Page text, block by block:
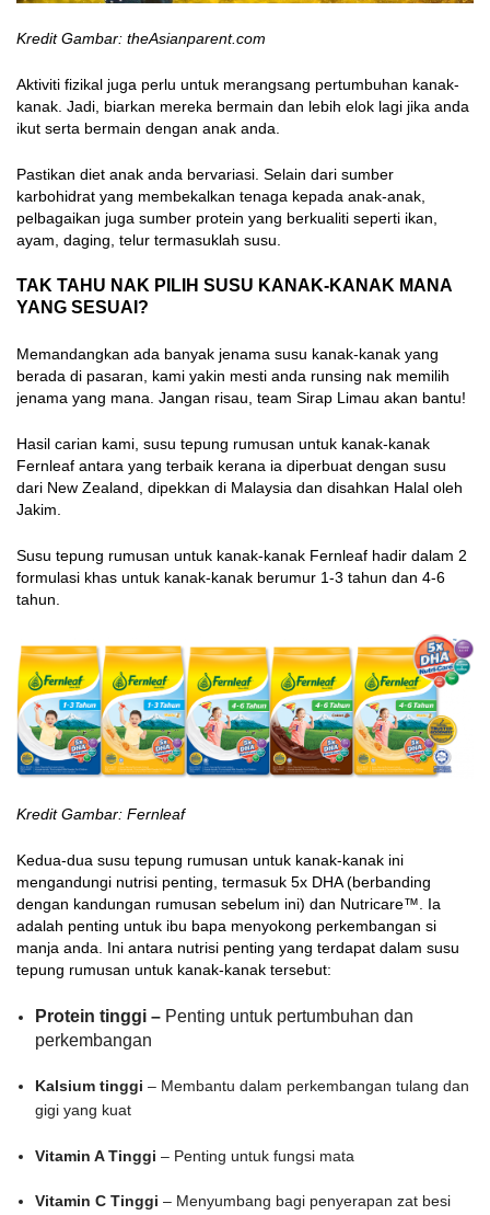
Kredit Gambar: theAsianparent.com
Aktiviti fizikal juga perlu untuk merangsang pertumbuhan kanak-
kanak. Jadi, biarkan mereka bermain dan lebih elok lagi jika anda
ikut serta bermain dengan anak anda.
Pastikan diet anak anda bervariasi. Selain dari sumber
karbohidrat yang membekalkan tenaga kepada anak-anak,
pelbagaikan juga sumber protein yang berkualiti seperti ikan,
ayam, daging, telur termasuklah susu.
TAK TAHU NAK PILIH SUSU KANAK-KANAK MANA
YANG SESUAI?
Memandangkan ada banyak jenama susu kanak-kanak yang
berada di pasaran, kami yakin mesti anda runsing nak memilih
jenama yang mana. Jangan risau, team Sirap Limau akan bantu!
Hasil carian kami, susu tepung rumusan untuk kanak-kanak
Fernleaf antara yang terbaik kerana ia diperbuat dengan susu
dari New Zealand, dipekkan di Malaysia dan disahkan Halal oleh
Jakim.
Susu tepung rumusan untuk kanak-kanak Fernleaf hadir dalam 2
formulasi khas untuk kanak-kanak berumur 1-3 tahun dan 4-6
tahun.
Kredit Gambar: Fernleaf
Kedua-dua susu tepung rumusan untuk kanak-kanak ini
mengandungi nutrisi penting, termasuk 5x DHA (berbanding
dengan kandungan rumusan sebelum ini) dan Nutricare™. Ia
adalah penting untuk ibu bapa menyokong perkembangan si
manja anda. Ini antara nutrisi penting yang terdapat dalam susu
tepung rumusan untuk kanak-kanak tersebut:
Protein tinggi – Penting untuk pertumbuhan dan
perkembangan
Kalsium tinggi – Membantu dalam perkembangan tulang dan
gigi yang kuat
Vitamin A Tinggi – Penting untuk fungsi mata
Vitamin C Tinggi – Menyumbang bagi penyerapan zat besi